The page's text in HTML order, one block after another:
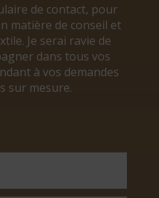
de contact, pour
matière de conseil et
Je serai ravie de
dans tous vos
à vos demandes
sur mesure.